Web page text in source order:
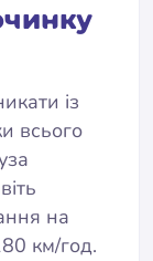
із
всього
на
км/год.